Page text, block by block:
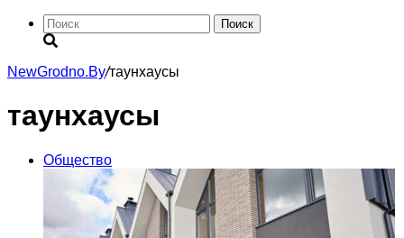
Поиск
NewGrodno.By/таунхаусы
таунхаусы
Общество